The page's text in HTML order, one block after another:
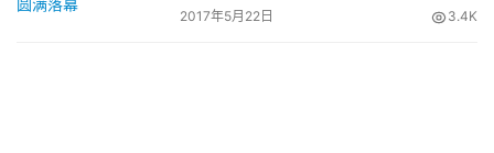
2017年5月22日 3.4K